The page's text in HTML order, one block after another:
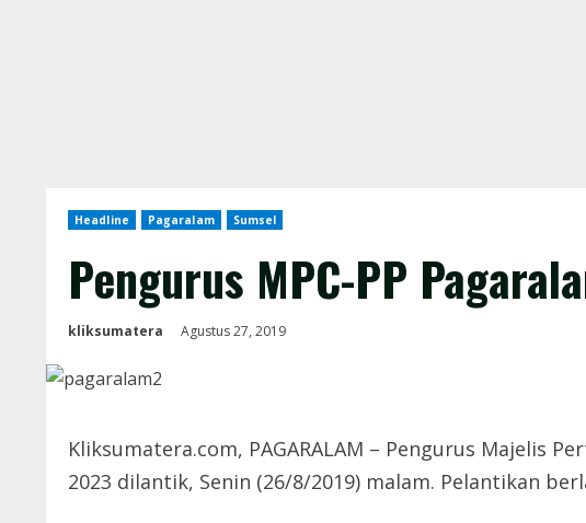
Headline Pagaralam Sumsel
Pengurus MPC-PP
kliksumatera Agustus 27, 2019
Kliksumatera.com, PAGARALAM – Pengurus Majelis
2023 dilantik, Senin (26/8/2019) malam. Pelantikan